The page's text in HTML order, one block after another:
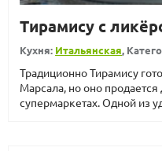
Тирамису с
Кухня: Итальянская,
Традиционно Тирамису
Марсала, но оно
супермаркетах. Одной из